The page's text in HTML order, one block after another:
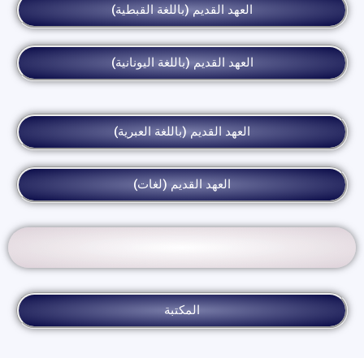
العهد القديم (باللغة القبطية)
العهد القديم (باللغة اليونانية)
العهد القديم (باللغة العبرية)
العهد القديم (لغات)
المكتبة